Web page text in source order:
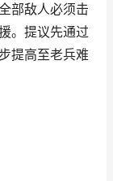
部敌人必须击
。提议先通过
提高至老兵难